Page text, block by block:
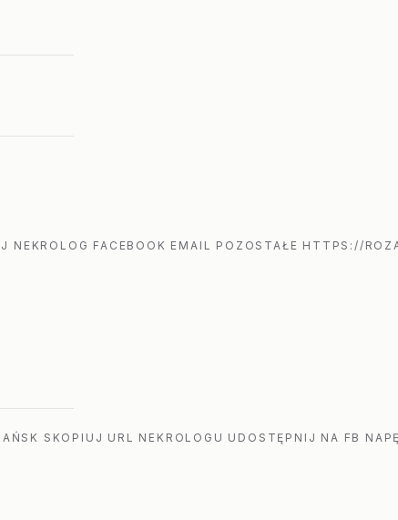
FACEBOOK EMAIL POZOSTAŁE HTTPS://
SKOPIUJ URL NEKROLOGU UDOSTĘPNIJ NA FB